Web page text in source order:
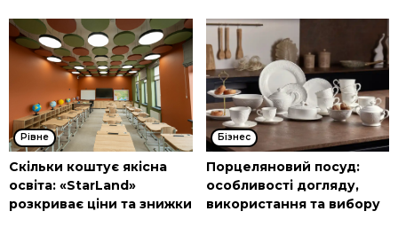
Рівне
Скільки коштує якісна
освіта: «StarLand»
розкриває ціни та знижки
Бізнес
Порцеляновий посуд:
особливості догляду,
використання та вибору